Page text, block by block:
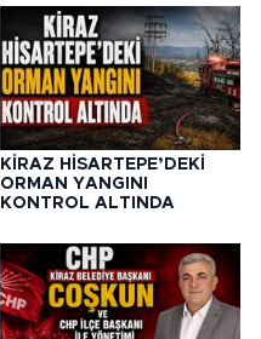
KİRAZ HİSARTEPE’DEKİ
ORMAN YANGINI
KONTROL ALTINDA